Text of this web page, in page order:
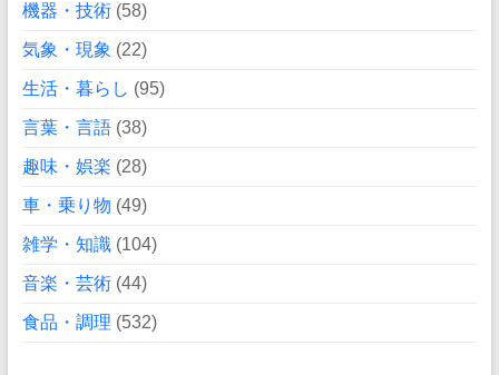
機器・技術(58)
気象・現象 (22)
生活・暮らし (95)
言葉・言語(38)
趣味・娯楽 (28)
車・乗り物 (49)
雑学・知識(104)
音楽・芸術(44)
食品・調理 (532)